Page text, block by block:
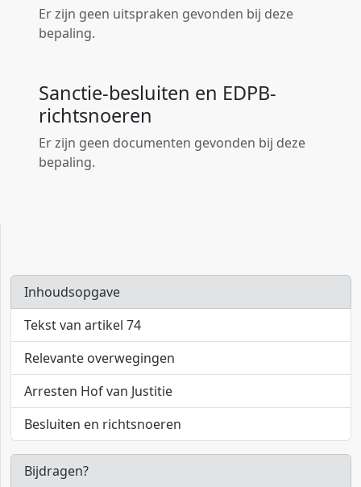
Er zijn geen uitspraken gevonden bij deze
bepaling.
Sanctie-besluiten en EDPB-
richtsnoeren
Er zijn geen documenten gevonden bij deze
bepaling.
Inhoudsopgave
Tekst van artikel 74
Relevante overwegingen
Arresten Hof van Justitie
Besluiten en richtsnoeren
Bijdragen?